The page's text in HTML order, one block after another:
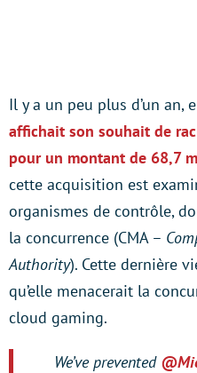
Il y a un peu plus d’un an,
affichait son souhait de
pour un montant de 68,7
cette acquisition est
organismes de contrôle,
la concurrence (CMA –
Authority). Cette dernière
qu’elle menacerait la
cloud gaming.
We’ve prevented